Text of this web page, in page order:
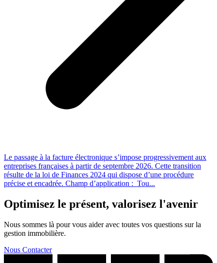
Le passage à la facture électronique s’impose progressivement aux
entreprises françaises à partir de septembre 2026. Cette transition
résulte de la loi de Finances 2024 qui dispose d’une procédure
précise et encadrée. Champ d’application : Tou...
Optimisez le présent, valorisez l'avenir
Nous sommes là pour vous aider avec toutes vos questions sur la
gestion immobilière.
Nous Contacter